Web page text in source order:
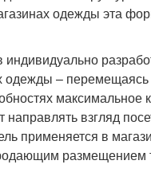
одежды эта
одежды –
максимальное
взгляд
применяется в
размещением